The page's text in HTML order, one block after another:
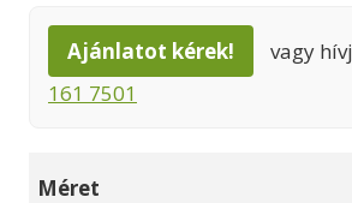
Ajánlatot kérek! vagy
161 7501
Méret